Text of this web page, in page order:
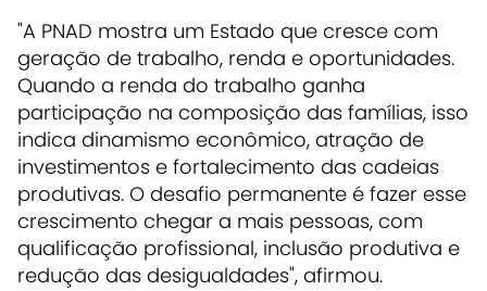
"A PNAD mostra um Estado que cresce com
geração de trabalho, renda e oportunidades.
Quando a renda do trabalho ganha
participação na composição das famílias, isso
indica dinamismo econômico, atração de
investimentos e fortalecimento das cadeias
produtivas. O desafio permanente é fazer esse
crescimento chegar a mais pessoas, com
qualificação profissional, inclusão produtiva e
redução das desigualdades", afirmou.